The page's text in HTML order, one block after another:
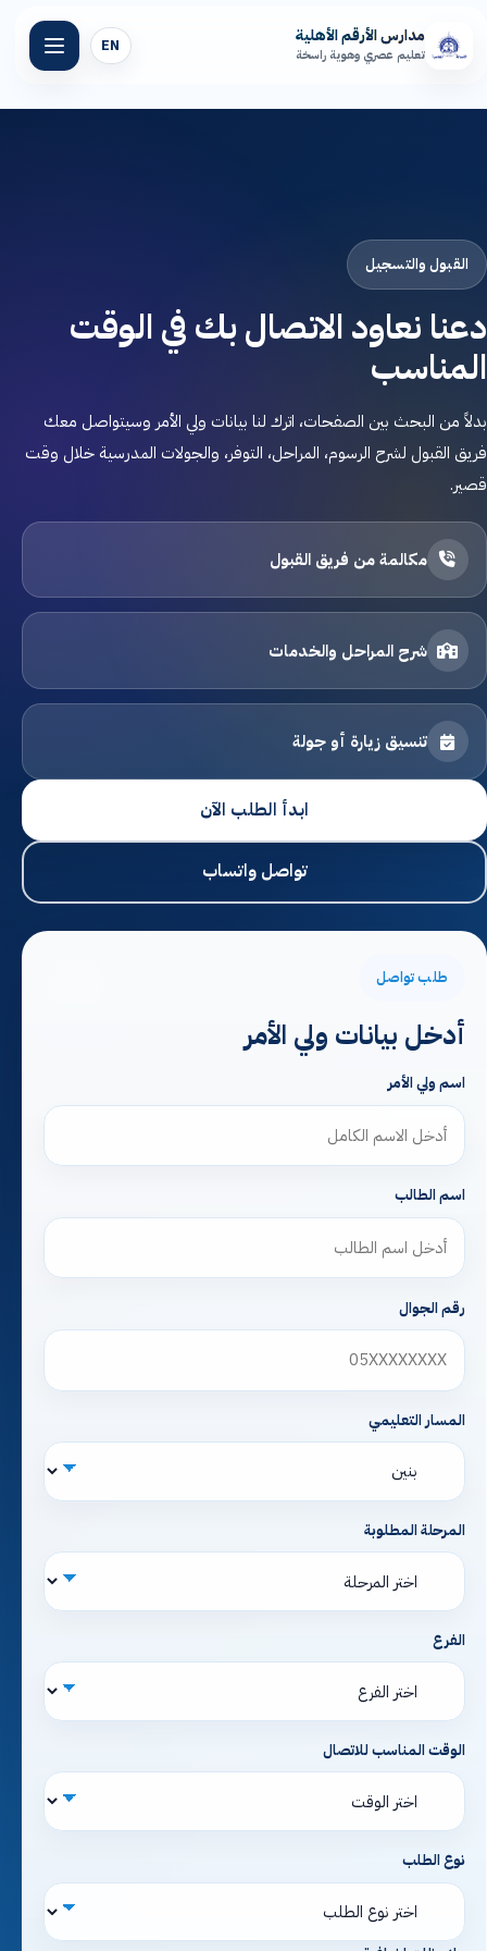
مدارس الأرقم الأهلية
تعليم عصري وهوية راسخة EN
المراحل التعليمية
المرافق المدرسية
المنصة التعليمية
أخبار الأرقم
اتصل بنا
الخصوصية
الشروط والأحكام
التوظيف
القبول والتسجيل
دعنا نعاود الاتصال بك في الوقت
المناسب
بدلاً من البحث بين الصفحات، اترك لنا بيانات ولي الأمر وسيتواصل معك
فريق القبول لشرح الرسوم، المراحل، التوفر، والجولات المدرسية خلال وقت
قصير.
مكالمة من فريق القبول
شرح المراحل والخدمات
تنسيق زيارة أو جولة
ابدأ الطلب الآن
تواصل واتساب
طلب تواصل
أدخل بيانات ولي الأمر
اسم ولي الأمر
اسم الطالب
رقم الجوال
المسار التعليمي
المرحلة المطلوبة
الفرع
الوقت المناسب للاتصال
نوع الطلب